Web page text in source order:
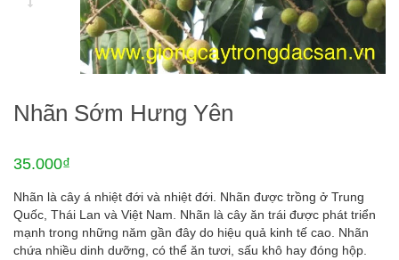
Nhãn Sớm Hưng Yên
35.000₫
Nhãn là cây á nhiệt đới và nhiệt đới. Nhãn được trồng ở Trung
Quốc, Thái Lan và Việt Nam. Nhãn là cây ăn trái được phát triển
mạnh trong những năm gần đây do hiệu quả kinh tế cao. Nhãn
chứa nhiều dinh dưỡng, có thể ăn tươi, sấu khô hay đóng hộp.